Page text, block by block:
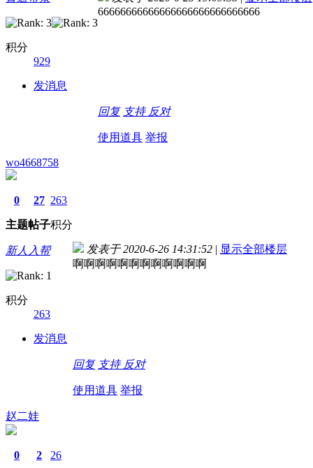
积分
929
发消息
66666666666666666666666666666
回复 支持 反对
使用道具 举报
wo4668758
0
主题
27
帖子
263
积分
新人入帮
积分
263
发消息
发表于 2020-6-26 14:31:52 | 显示全部楼层
啊啊啊啊啊啊啊啊啊啊啊啊
回复 支持 反对
使用道具 举报
赵二娃
0 2 26